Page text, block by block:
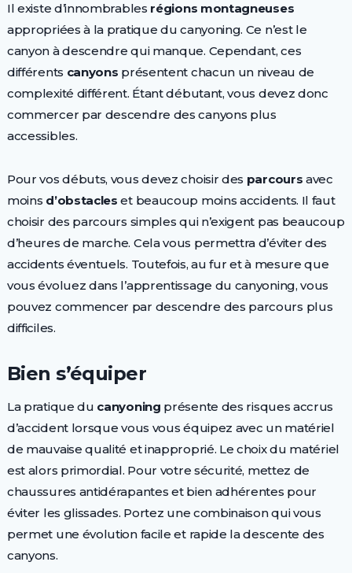
Il existe d’innombrables régions montagneuses
appropriées à la pratique du canyoning. Ce n’est le
canyon à descendre qui manque. Cependant, ces
différents canyons présentent chacun un niveau de
complexité différent. Étant débutant, vous devez donc
commercer par descendre des canyons plus
accessibles.
Pour vos débuts, vous devez choisir des parcours avec
moins d’obstacles et beaucoup moins accidents. Il faut
choisir des parcours simples qui n’exigent pas beaucoup
d’heures de marche. Cela vous permettra d’éviter des
accidents éventuels. Toutefois, au fur et à mesure que
vous évoluez dans l’apprentissage du canyoning, vous
pouvez commencer par descendre des parcours plus
difficiles.
Bien s’équiper
La pratique du canyoning présente des risques accrus
d’accident lorsque vous vous équipez avec un matériel
de mauvaise qualité et inapproprié. Le choix du matériel
est alors primordial. Pour votre sécurité, mettez de
chaussures antidérapantes et bien adhérentes pour
éviter les glissades. Portez une combinaison qui vous
permet une évolution facile et rapide la descente des
canyons.